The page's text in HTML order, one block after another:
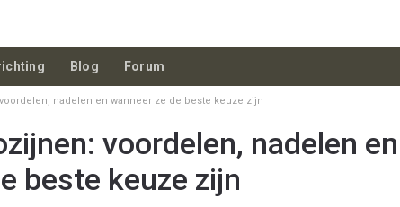
Blog Forum
nadelen en wanneer ze de beste keuze zijn
voordelen, nadelen en
beste keuze zijn